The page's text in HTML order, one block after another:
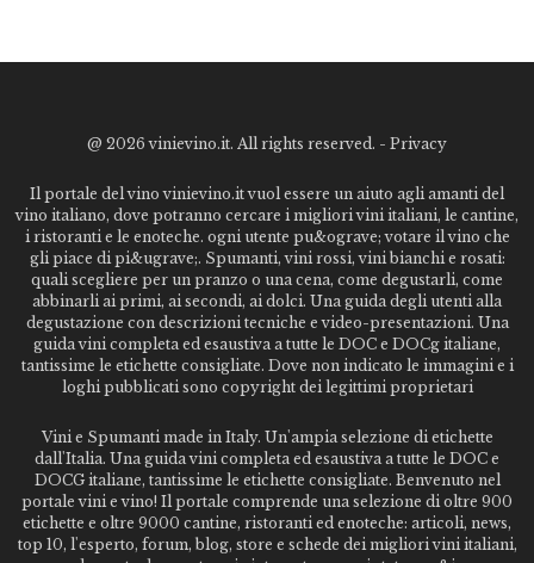
@ 2026 vinievino.it. All rights reserved. - Privacy
Il portale del vino vinievino.it vuol essere un aiuto agli amanti del
vino italiano, dove potranno cercare i migliori vini italiani, le cantine,
i ristoranti e le enoteche. ogni utente pu&ograve; votare il vino che
gli piace di pi&ugrave;. Spumanti, vini rossi, vini bianchi e rosati:
quali scegliere per un pranzo o una cena, come degustarli, come
abbinarli ai primi, ai secondi, ai dolci. Una guida degli utenti alla
degustazione con descrizioni tecniche e video-presentazioni. Una
guida vini completa ed esaustiva a tutte le DOC e DOCg italiane,
tantissime le etichette consigliate. Dove non indicato le immagini e i
loghi pubblicati sono copyright dei legittimi proprietari
Vini e Spumanti made in Italy. Un'ampia selezione di etichette
dall'Italia. Una guida vini completa ed esaustiva a tutte le DOC e
DOCG italiane, tantissime le etichette consigliate. Benvenuto nel
portale vini e vino! Il portale comprende una selezione di oltre 900
etichette e oltre 9000 cantine, ristoranti ed enoteche: articoli, news,
top 10, l'esperto, forum, blog, store e schede dei migliori vini italiani,